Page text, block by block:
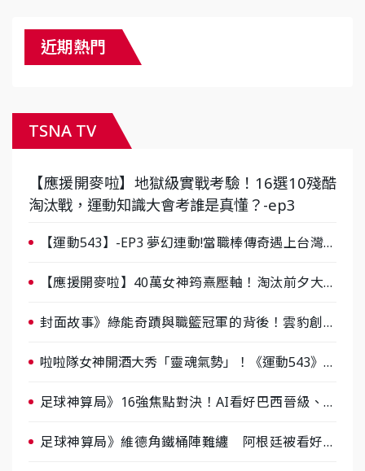
近期熱門
TSNA TV
【應援開麥啦】地獄級實戰考驗！16選10殘酷
淘汰戰，運動知識大會考誰是真懂？-ep3
【運動543】-EP3 夢幻連動!當職棒傳奇遇上台灣女
【應援開麥啦】40萬女神筠熹壓軸！淘汰前夕大混
封面故事》綠能奇蹟與職籃冠軍的背後！雲豹創辦
啦啦隊女神開酒大秀「靈魂氣勢」！《運動543》微
足球神算局》16強焦點對決！AI看好巴西晉級、數
足球神算局》維德角鐵桶陣難纏 阿根廷被看好下